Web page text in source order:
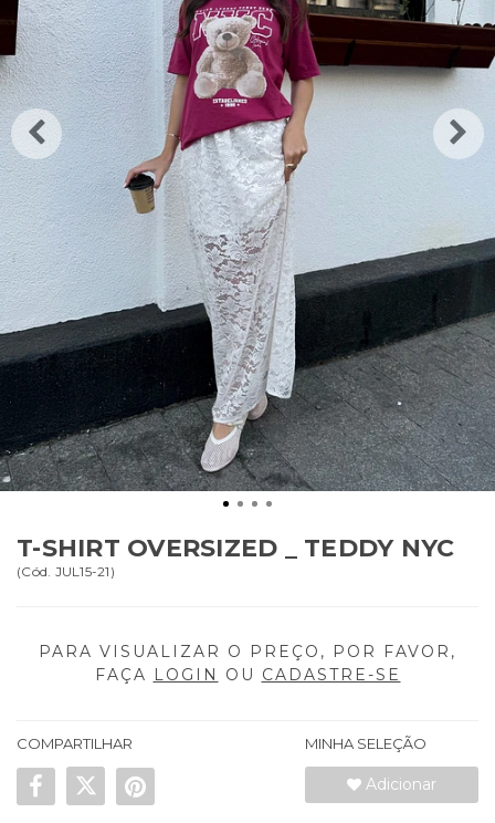
T-SHIRT OVERSIZED _ TEDDY NYC
(Cód. JUL15-21 )
PARA VISUALIZAR O PREÇO, POR FAVOR,
FAÇA
LOGIN OU CADASTRE-SE
COMPARTILHAR MINHA SELEÇÃO
Adicionar